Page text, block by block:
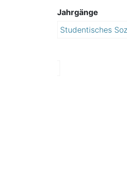
Jahrgänge
Studentisches